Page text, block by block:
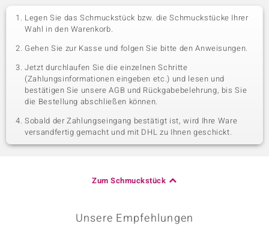
Legen Sie das Schmuckstück bzw. die Schmuckstücke Ihrer
Wahl in den Warenkorb.
Gehen Sie zur Kasse und folgen Sie bitte den Anweisungen.
Jetzt durchlaufen Sie die einzelnen Schritte
(Zahlungsinformationen eingeben etc.) und lesen und
bestätigen Sie unsere AGB und Rückgabebelehrung, bis Sie
die Bestellung abschließen können.
Sobald der Zahlungseingang bestätigt ist, wird Ihre Ware
versandfertig gemacht und mit DHL zu Ihnen geschickt.
Zum Schmuckstück
Unsere Empfehlungen